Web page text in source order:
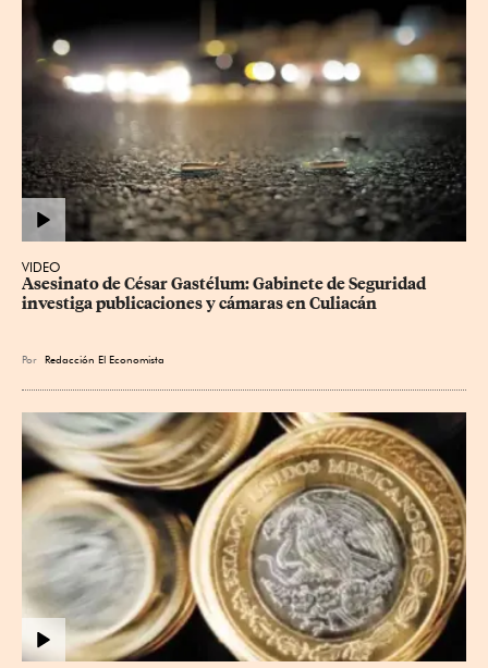
VIDEO
Asesinato de César Gastélum: Gabinete de Seguridad
investiga publicaciones y cámaras en Culiacán
Por Redacción El Economista